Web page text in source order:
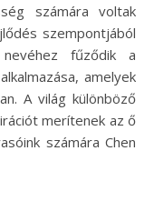
számára voltak
szempontjából
fűződik a
amelyek
A világ különböző
merítenek az ő
számára Chen